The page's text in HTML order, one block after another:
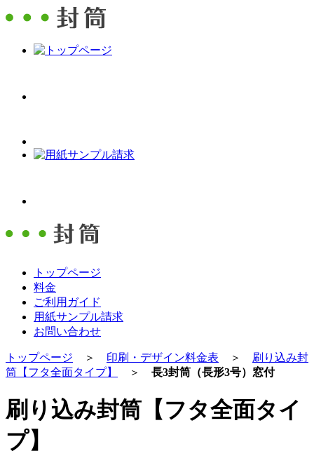
トップページ
料金
ご利用ガイド
用紙サンプル請求
お問い合わせ
トップページ ＞ 印刷・デザイン料金表 ＞ 刷り込み封
筒【フタ全面タイプ】
＞ 長3封筒（長形3号）窓付
刷り込み封筒【フタ全面タイ
プ】